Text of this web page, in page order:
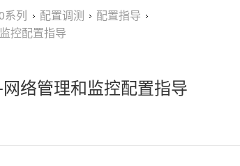
系列 配置调测
配置指导
控配置指导
网络管理和监控配置指导